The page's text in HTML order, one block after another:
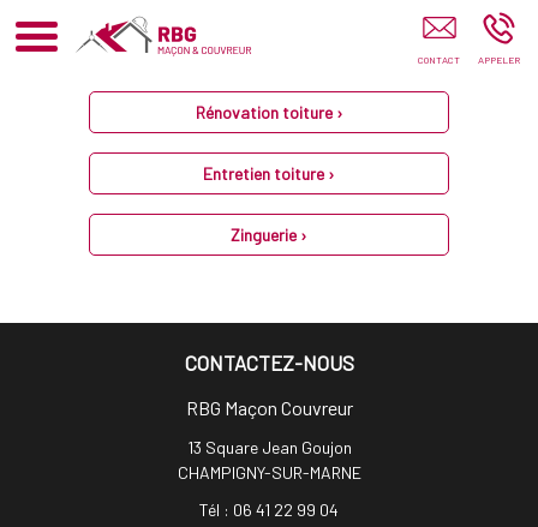
RBG Maçon Couvreur Champigny-Sur-Marne
Rénovation toiture ›
Entretien toiture ›
Zinguerie ›
CONTACTEZ-NOUS
RBG Maçon Couvreur
13 Square Jean Goujon
CHAMPIGNY-SUR-MARNE
Tél : 06 41 22 99 04